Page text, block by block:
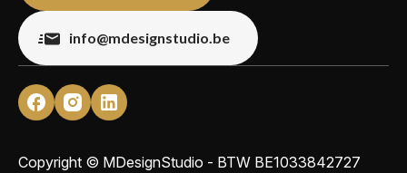
info@mdesignstudio.be
Copyright © MDesignStudio - BTW BE1033842727